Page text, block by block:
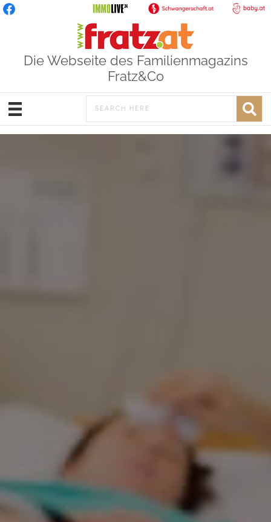
Die Webseite des Familienmagazins
Fratz&Co